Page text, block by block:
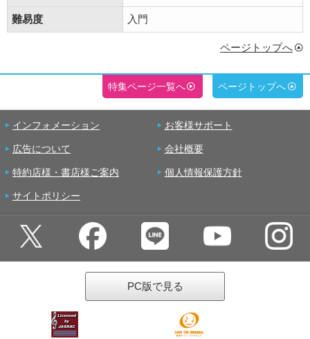
難易度 入門
ページトップへ
特集ページ一覧へ ページトップへ
インフォメーション お客様サポート
広告について 会社概要
特約店様・書店様ご案内 個人情報保護方針
サイトポリシー
PC版で見る